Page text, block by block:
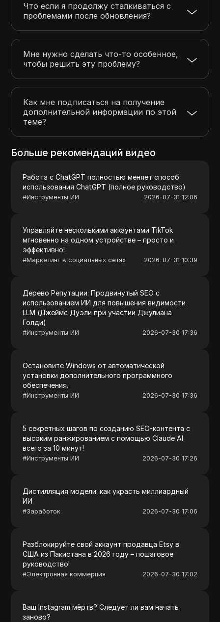
Что если я продолжу сталкиваться с
проблемами после обновления?
Мне нужно сделать что-то особенное,
чтобы решить эту проблему?
Как мне подписаться на получение
дополнительной информации по этой
теме?
Больше рекомендаций видео
Работа с ChatGPT полностью меняет способ
использования ChatGPT (полное руководство)
#Инструменты ИИ 2026-07-31 12:06
Управляйте несколькими аккаунтами TikTok
мгновенно на одном устройстве – просто и
эффективно!
#Маркетинг в социальных сетях 2026-07-31 10:39
Дерево Репутации: Продвинутый SEO с
использованием ИИ для повышения видимости
LLM (Джеймс Дуэли при участии Джулиана
Голди)
#Инструменты ИИ 2026-07-30 17:36
Остановите Windows от автоматической
установки дополнительного программного
обеспечения.
#Инструменты ИИ 2026-07-30 17:36
5 секретных шагов по созданию SEO-контента с
высоким ранжированием с помощью Claude AI
всего за 10 минут!
#Инструменты ИИ 2026-07-30 17:26
Дистилляция модели: как украсть миллиардный
ИИ
#Заработок 2026-07-30 17:06
Разблокируйте свой аккаунт продавца Etsy в
США из Пакистана в 2026 году – пошаговое
руководство!
#Электронная коммерция 2026-07-30 17:02
Ваш Instagram мёртв? Следует ли вам начать
заново?